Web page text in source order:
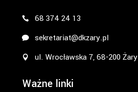
68 374 24 13
sekretariat@dkzary.pl
ul. Wrocławska 7, 68-200 Żary
Ważne linki